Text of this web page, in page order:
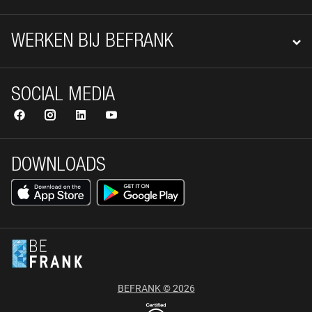
WERKEN BIJ BEFRANK
DOWNLOADS
SOCIAL MEDIA
BEFRANK © 2026